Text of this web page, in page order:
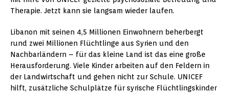
Therapie. Jetzt kann sie langsam wieder laufen.
Libanon mit seinen 4,5 Millionen Einwohnern beherbergt
rund zwei Millionen Flüchtlinge aus Syrien und den
Nachbarländern – für das kleine Land ist das eine große
Herausforderung. Viele Kinder arbeiten auf den Feldern in
der Landwirtschaft und gehen nicht zur Schule. UNICEF
hilft, zusätzliche Schulplätze für syrische Flüchtlingskinder